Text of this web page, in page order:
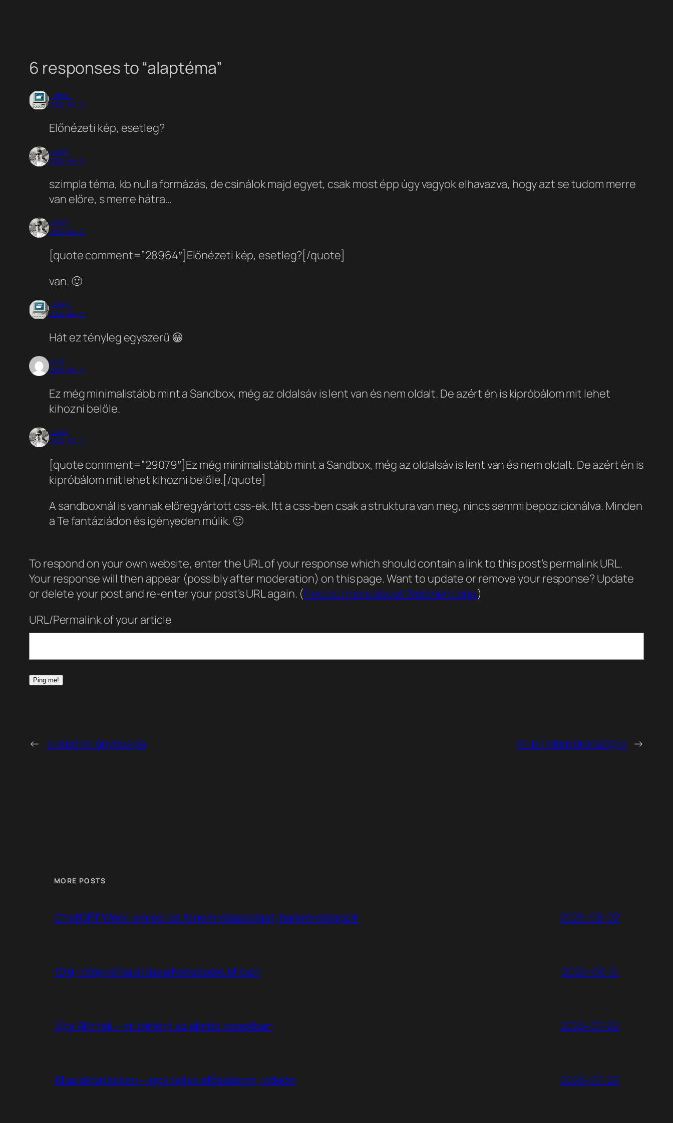
6 responses to “alaptéma”
_alesi_
2007-04-11
Előnézeti kép, esetleg?
kobak
2007-04-11
szimpla téma, kb nulla formázás, de csinálok majd egyet, csak most épp úgy vagyok elhavazva, hogy azt se tudom merre
van előre, s merre hátra…
kobak
2007-04-12
[quote comment=”28964″]Előnézeti kép, esetleg?[/quote]
van. 🙂
_alesi_
2007-04-13
Hát ez tényleg egyszerű 😀
Jupe
2007-04-14
Ez még minimalistább mint a Sandbox, még az oldalsáv is lent van és nem oldalt. De azért én is kipróbálom mit lehet
kihozni belőle.
kobak
2007-04-14
[quote comment=”29079″]Ez még minimalistább mint a Sandbox, még az oldalsáv is lent van és nem oldalt. De azért én is
kipróbálom mit lehet kihozni belőle.[/quote]
A sandboxnál is vannak előregyártott css-ek. Itt a css-ben csak a struktura van meg, nincs semmi bepozicionálva. Minden
a Te fantáziádon és igényeden múlik. 🙂
To respond on your own website, enter the URL of your response which should contain a link to this post’s permalink URL.
Your response will then appear (possibly after moderation) on this page. Want to update or remove your response? Update
or delete your post and re-enter your post’s URL again. (Find out more about Webmentions.)
URL/Permalink of your article
← a büszke lányos apa shipit Magyarorszagra →
MORE POSTS
ChatGPT Work: amikor az AI nem válaszolgat, hanem dolgozik 2026-08-02
10 új infografika stílus a NotebookLM-ben 2026-08-01
Újra AI hírek – mi történt az elmúlt napokban 2026-07-29
AI az oktatásban — egy teljes előadásom, videón 2026-07-29